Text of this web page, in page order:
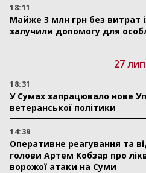
18:11
Майже 3 млн грн без витрат
залучили допомогу для
27
18:31
У Сумах запрацювало нове
ветеранської політики
14:39
Оперативне реагування та
голови Артем Кобзар про
ворожої атаки на Суми